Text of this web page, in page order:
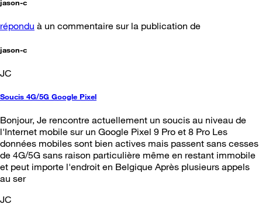
jason-c
répondu à un commentaire sur la publication de
jason-c
JC
Soucis 4G/5G Google Pixel
Bonjour, Je rencontre actuellement un soucis au niveau de
l'Internet mobile sur un Google Pixel 9 Pro et 8 Pro Les
données mobiles sont bien actives mais passent sans cesses
de 4G/5G sans raison particulière même en restant immobile
et peut importe l'endroit en Belgique Après plusieurs appels
au ser
JC